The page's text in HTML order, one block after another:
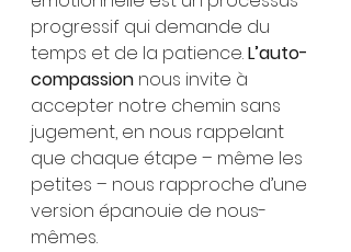
progressif qui demande du
temps et de la patience. L’auto-
compassion nous invite à
accepter notre chemin sans
jugement, en nous rappelant
que chaque étape – même les
petites – nous rapproche d’une
version épanouie de nous-
mêmes.